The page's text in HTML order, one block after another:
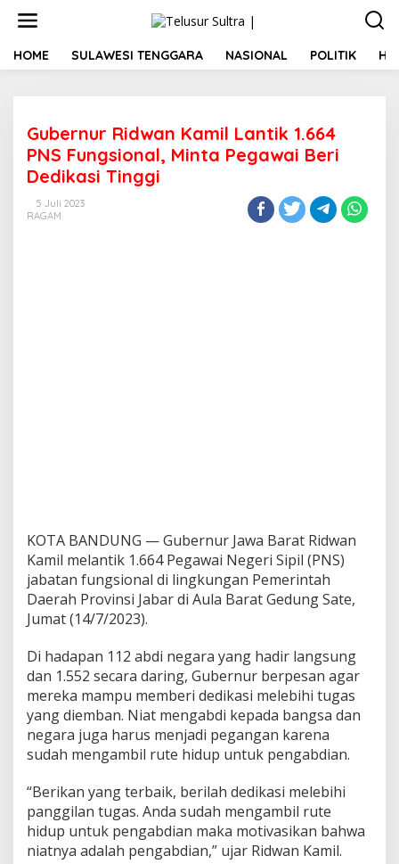
t
HOME SULAWESI TENGGARA NASIONAL POLITIK
Gubernur Ridwan Kamil Lantik 1.664
PNS Fungsional, Minta Pegawai Beri
Dedikasi Tinggi
5 Juli 2023
RAGAM
KOTA BANDUNG — Gubernur Jawa Barat Ridwan
Kamil melantik 1.664 Pegawai Negeri Sipil (PNS)
jabatan fungsional di lingkungan Pemerintah
Daerah Provinsi Jabar di Aula Barat Gedung Sate,
Jumat (14/7/2023).
Di hadapan 112 abdi negara yang hadir langsung
dan 1.552 secara daring, Gubernur berpesan agar
mereka mampu memberi dedikasi melebihi tugas
yang diemban. Niat mengabdi kepada bangsa dan
negara juga harus menjadi pegangan karena
sudah mengambil rute hidup untuk pengabdian.
“Berikan yang terbaik, berilah dedikasi melebihi
panggilan tugas. Anda sudah mengambil rute
hidup untuk pengabdian maka motivasikan bahwa
niatnya adalah pengabdian,” ujar Ridwan Kamil.